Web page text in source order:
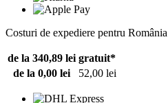
Costuri de expediere pentru România
de la 340,89 lei gratuit*
de la 0,00 lei
52,00 lei